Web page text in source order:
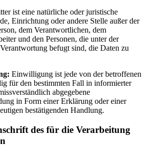
ist eine natürliche oder juristische
Einrichtung oder andere Stelle außer der
dem Verantwortlichen, dem
und den Personen, die unter der
befugt sind, die Daten zu
Einwilligung ist jede von der betroffenen
für den bestimmten Fall in informierter
abgegebene
in Form einer Erklärung oder einer
bestätigenden Handlung.
des für die Verarbeitung